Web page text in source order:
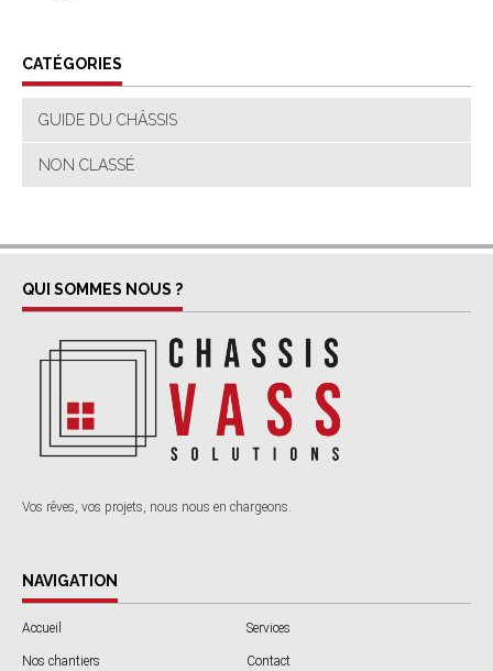
CATÉGORIES
GUIDE DU CHÂSSIS
NON CLASSÉ
QUI SOMMES NOUS ?
Vos rêves, vos projets, nous nous en chargeons.
NAVIGATION
Accueil Services
Nos chantiers Contact